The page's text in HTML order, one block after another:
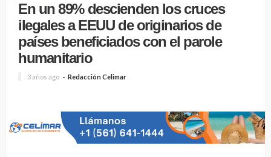
En un 89% descienden los cruces
ilegales a EEUU de originarios de
países beneficiados con el parole
humanitario
3 años ago Redacción Celimar